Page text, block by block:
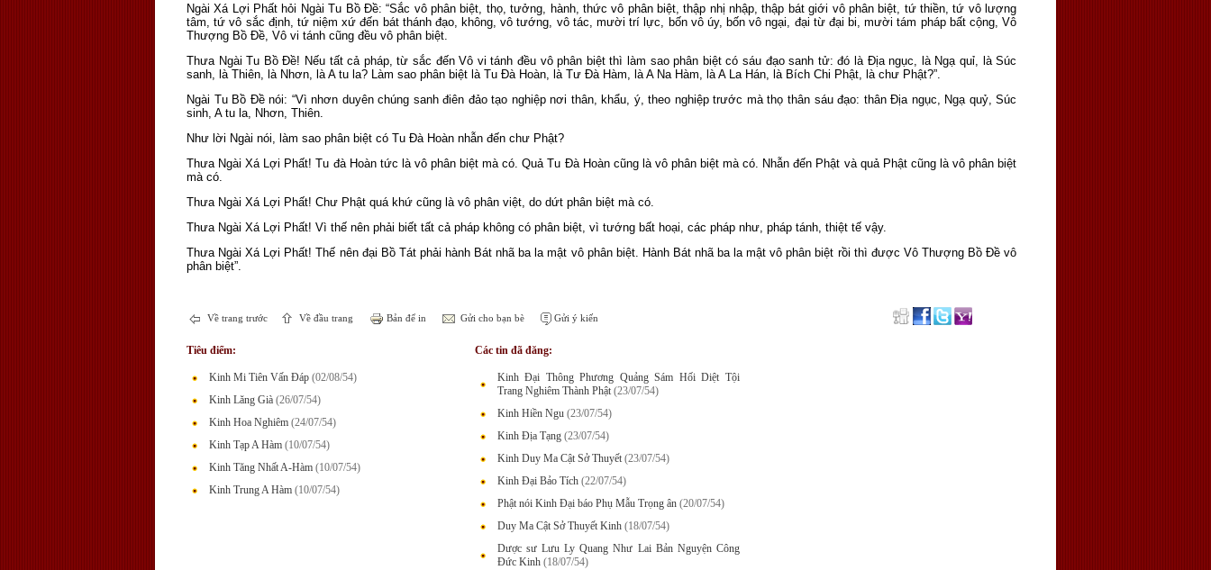
Ngài Xá Lợi Phất hỏi Ngài Tu Bồ Ðề: “Sắc vô phân biệt, thọ, tưởng, hành, thức vô phân biệt, thập nhị nhập, thập bát giới vô phân biệt, tứ thiền, tứ vô lượng
tâm, tứ vô sắc định, tứ niệm xứ đến bát thánh đạo, không, vô tướng, vô tác, mười trí lực, bốn vô úy, bốn vô ngại, đại từ đại bi, mười tám pháp bất cộng, Vô
Thượng Bồ Ðề, Vô vi tánh cũng đều vô phân biệt.
Thưa Ngài Tu Bồ Ðề! Nếu tất cả pháp, từ sắc đến Vô vi tánh đều vô phân biệt thì làm sao phân biệt có sáu đạo sanh tử: đó là Ðịa ngục, là Ngạ quỉ, là Súc
sanh, là Thiên, là Nhơn, là A tu la? Làm sao phân biệt là Tu Ðà Hoàn, là Tư Ðà Hàm, là A Na Hàm, là A La Hán, là Bích Chi Phật, là chư Phật?”.
Ngài Tu Bồ Ðề nói: “Vì nhơn duyên chúng sanh điên đảo tạo nghiệp nơi thân, khẩu, ý, theo nghiệp trước mà thọ thân sáu đạo: thân Ðịa ngục, Ngạ quỷ, Súc
sinh, A tu la, Nhơn, Thiên.
Như lời Ngài nói, làm sao phân biệt có Tu Ðà Hoàn nhẫn đến chư Phật?
Thưa Ngài Xá Lợi Phất! Tu đà Hoàn tức là vô phân biệt mà có. Quả Tu Ðà Hoàn cũng là vô phân biệt mà có. Nhẫn đến Phật và quả Phật cũng là vô phân biệt
mà có.
Thưa Ngài Xá Lợi Phất! Chư Phật quá khứ cũng là vô phân việt, do dứt phân biệt mà có.
Thưa Ngài Xá Lợi Phất! Vì thế nên phải biết tất cả pháp không có phân biệt, vì tướng bất hoại, các pháp như, pháp tánh, thiệt tế vậy.
Thưa Ngài Xá Lợi Phất! Thế nên đại Bồ Tát phải hành Bát nhã ba la mật vô phân biệt. Hành Bát nhã ba la mật vô phân biệt rồi thì được Vô Thượng Bồ Ðề vô
phân biệt”.
Về trang trước Về đầu trang Bản để in Gửi cho bạn bè Gửi ý kiến
Tiêu điểm:
Kinh Mi Tiên Vấn Đáp (02/08/54)
Kinh Lăng Già (26/07/54)
Kinh Hoa Nghiêm (24/07/54)
Kinh Tạp A Hàm (10/07/54)
Kinh Tăng Nhất A-Hàm (10/07/54)
Kinh Trung A Hàm (10/07/54)
Các tin đã đăng:
Kinh Đại Thông Phương Quảng Sám Hối Diệt Tội
Trang Nghiêm Thành Phật (23/07/54)
Kinh Hiền Ngu (23/07/54)
Kinh Địa Tạng (23/07/54)
Kinh Duy Ma Cật Sở Thuyết (23/07/54)
Kinh Đại Bảo Tích (22/07/54)
Phật nói Kinh Đại báo Phụ Mẫu Trọng ân (20/07/54)
Duy Ma Cật Sở Thuyết Kinh (18/07/54)
Dược sư Lưu Ly Quang Như Lai Bản Nguyện Công
Đức Kinh (18/07/54)